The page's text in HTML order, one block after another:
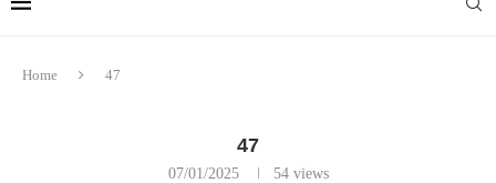
Home 47
47
07/01/2025 54views